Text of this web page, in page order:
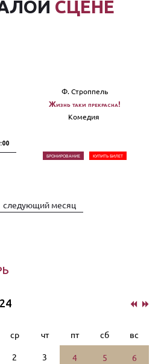
СЦЕНЕ
Ф. Строппель
Жизнь таки прекрасна!
Комедия
БРОНИРОВАНИЕ КУПИТЬ БИЛЕТ
следующий месяц
ср чт пт сб вс
2 3 4 5 6